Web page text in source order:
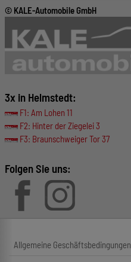
© KALE-Automobile GmbH
3x in Helmstedt:
F1: Am Lohen 11
F2: Hinter der Ziegelei 3
F3: Braunschweiger Tor 37
Folgen Sie uns:
Allgemeine Geschäftsbedingungen